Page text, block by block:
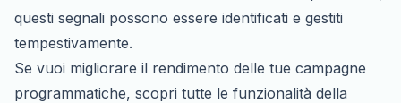
questi segnali possono essere identificati e gestiti
tempestivamente.
Se vuoi migliorare il rendimento delle tue campagne
programmatiche, scopri tutte le funzionalità della